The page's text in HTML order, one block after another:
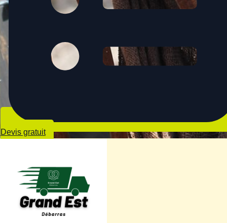
Devis gratuit